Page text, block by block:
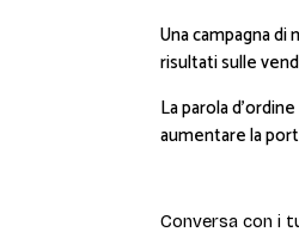
Una campagna
risultati sulle
La parola
aumentare la
Conversa con i